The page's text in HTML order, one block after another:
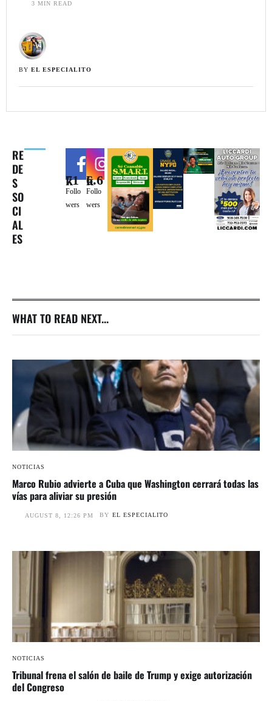
3 MIN READ
BY EL ESPECIALITO
RE
DE
S
SO
CI
AL
ES
71k
Follo
wers
6.6k
Follo
wers
WHAT TO READ NEXT...
NOTICIAS
Marco Rubio advierte a Cuba que Washington cerrará todas las
vías para aliviar su presión
AUGUST 8, 12:26 PM BY EL ESPECIALITO
NOTICIAS
Tribunal frena el salón de baile de Trump y exige autorización
del Congreso